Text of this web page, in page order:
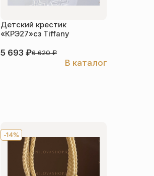
Детский крестик
«КРЭ27»сз Tiffany
5 693 ₽6 620₽
В каталог
-14%